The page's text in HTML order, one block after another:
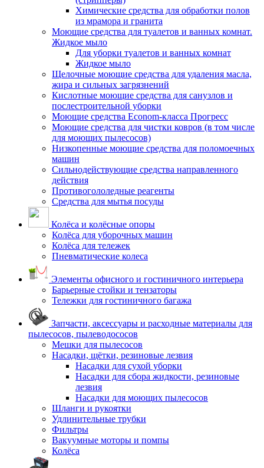
Химические средства для обработки полов
из мрамора и гранита
Моющие средства для туалетов и ванных комнат.
Жидкое мыло
Для уборки туалетов и ванных комнат
Жидкое мыло
Щелочные моющие средства для удаления масла,
жира и сильных загрязнений
Кислотные моющие средства для санузлов и
послестроительной уборки
Моющие средства Econom-класса Прогресс
Моющие средства для чистки ковров (в том числе
для моющих пылесосов)
Низкопенные моющие средства для поломоечных
машин
Сильнодействующие средства направленного
действия
Противогололедные реагенты
Средства для мытья посуды
Колёса и колёсные опоры
Колёса для уборочных машин
Колёса для тележек
Пневматические колеса
Элементы офисного и гостиничного интерьера
Барьерные стойки и тензаторы
Тележки для гостиничного багажа
Запчасти, аксессуары и расходные материалы для
пылесосов, пылеводососов
Мешки для пылесосов
Насадки, щётки, резиновые лезвия
Насадки для сухой уборки
Насадки для сбора жидкости, резиновые
лезвия
Насадки для моющих пылесосов
Шланги и рукоятки
Удлинительные трубки
Фильтры
Вакуумные моторы и помпы
Колёса